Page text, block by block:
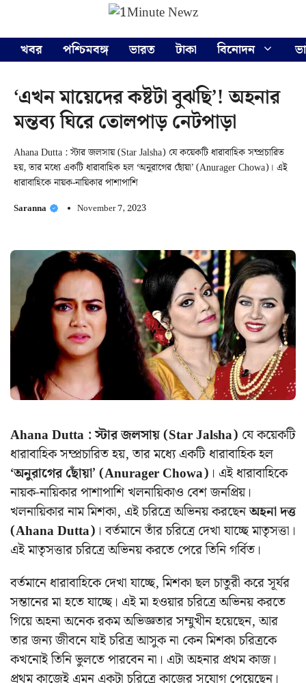
content
খবর
পশ্চিমবঙ্গ ভারত টাকা বিনোদন
‘এখন মায়েদের কষ্টটা বুঝছি’! অহনার
মন্তব্য ঘিরে তোলপাড় নেটপাড়া
Ahana Dutta : স্টার জলসায় (Star Jalsha) যে কয়েকটি ধারাবাহিক সম্প্রচারিত
হয়, তার মধ্যে একটি ধারাবাহিক হল ‘অনুরাগের ছোঁয়া’ (Anurager Chowa)। এই
ধারাবাহিকে নায়ক-নায়িকার পাশাপাশি
Saranna November 7, 2023
Ahana Dutta : স্টার জলসায় (Star Jalsha) যে কয়েকটি
ধারাবাহিক সম্প্রচারিত হয়, তার মধ্যে একটি ধারাবাহিক হল
‘অনুরাগের ছোঁয়া’ (Anurager Chowa) । এই ধারাবাহিকে
নায়ক-নায়িকার পাশাপাশি খলনায়িকাও বেশ জনপ্রিয়।
খলনায়িকার নাম মিশকা, এই চরিত্রে অভিনয় করছেনঅহনা দত্ত
(Ahana Dutta) । বর্তমানে তাঁর চরিত্রে দেখা যাচ্ছেমাতৃসত্তা ।
এইমাতৃসত্তার চরিত্রে অভিনয় করতে পেরে তিনি গর্বিত।
বর্তমানে ধারাবাহিকে দেখা যাচ্ছে, মিশকা ছল চাতুরী করে সূর্যর
সন্তানের মা হতে যাচ্ছে। এই মা হওয়ার চরিত্রে অভিনয় করতে
গিয়ে অহনা অনেক রকম অভিজ্ঞতার সম্মুখীন হয়েছেন, আর
তার জন্য জীবনে যাই চরিত্র আসুক না কেন মিশকা চরিত্রকে
কখনোই তিনি ভুলতে পারবেন না। এটা অহনার প্রথম কাজ।